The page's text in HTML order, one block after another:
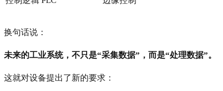
换句话说：
未来的工业系统，不只是“采集数据”，而是“处理数据”。
这就对设备提出了新的要求：